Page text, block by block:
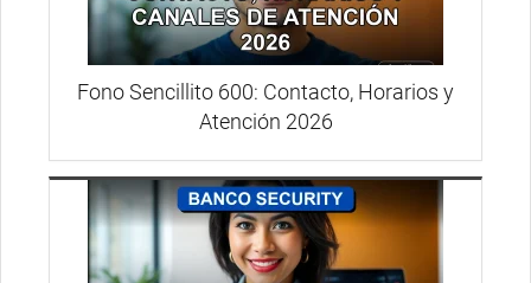
Fono Sencillito 600: Contacto, Horarios y
Atención 2026